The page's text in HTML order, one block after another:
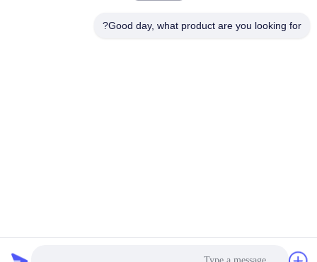
Good day, what product are you looking for?